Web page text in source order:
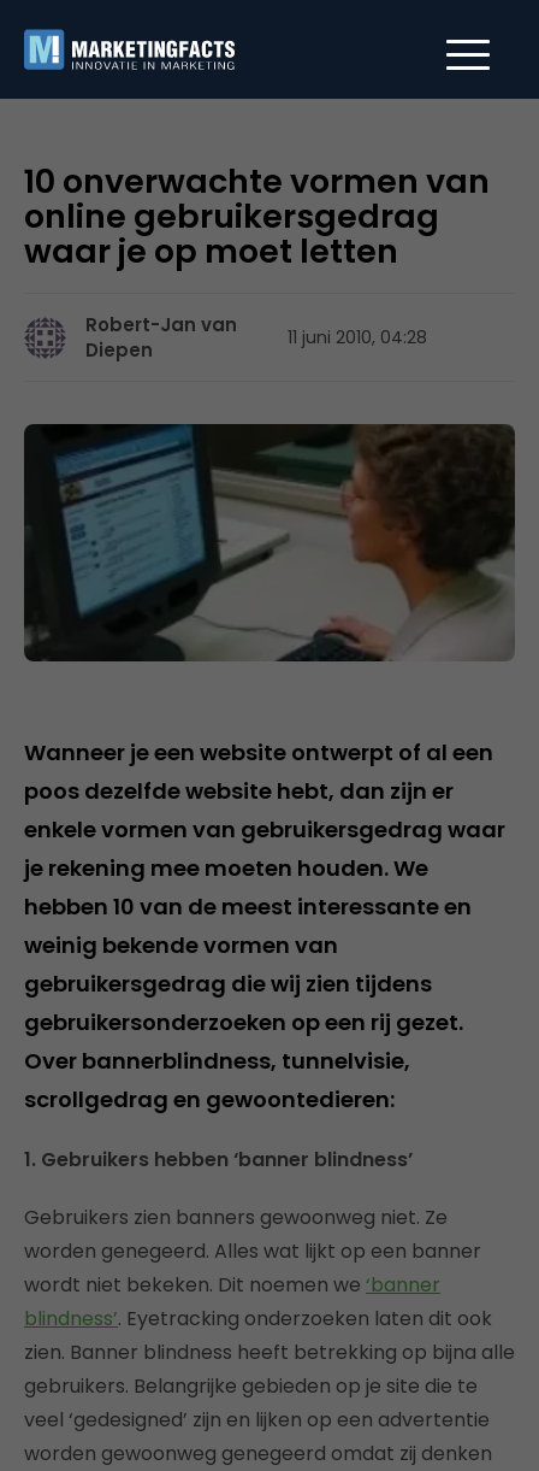
10 onverwachte vormen van
online gebruikersgedrag
waar je op moet letten
Robert-Jan van
Diepen
11 juni 2010, 04:28
Wanneer je een website ontwerpt of al een
poos dezelfde website hebt, dan zijn er
enkele vormen van gebruikersgedrag waar
je rekening mee moeten houden. We
hebben 10 van de meest interessante en
weinig bekende vormen van
gebruikersgedrag die wij zien tijdens
gebruikersonderzoeken op een rij gezet.
Over bannerblindness, tunnelvisie,
scrollgedrag en gewoontedieren:
1. Gebruikers hebben ‘banner blindness’
Gebruikers zien banners gewoonweg niet. Ze
worden genegeerd. Alles wat lijkt op een banner
wordt niet bekeken. Dit noemen we ‘banner
blindness’. Eyetracking onderzoeken laten dit ook
zien. Banner blindness heeft betrekking op bijna alle
gebruikers. Belangrijke gebieden op je site die te
veel ‘gedesigned’ zijn en lijken op een advertentie
worden gewoonweg genegeerd omdat zij denken